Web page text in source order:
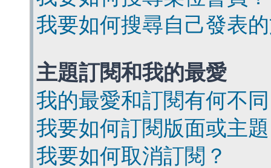
我要如何搜尋自己發表
主題訂閱和我的最愛
我的最愛和訂閱有何不
我要如何訂閱版面或主
我要如何取消訂閱？